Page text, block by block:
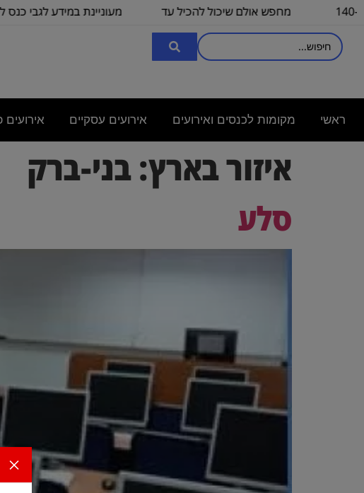
מחפש אולם שיכול להכיל עד
3000
מעוניינת במידע לגבי כנס לכ-
ראשי מקומות לכנסים ואירועים אירועים עסקיים אירועים
איזור בארץ:בני-ברק
סלע
×